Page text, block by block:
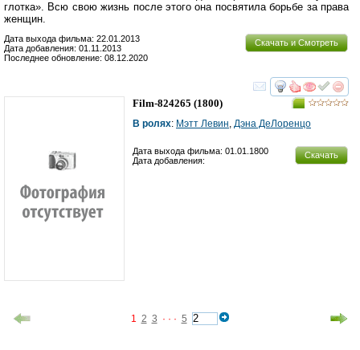
глотка». Всю свою жизнь после этого она посвятила борьбе за права
женщин.
Скачать и Смотреть
Дата выхода фильма: 22.01.2013
Дата добавления: 01.11.2013
Последнее обновление: 08.12.2020
смотреть
Film-824265 (1800)
В ролях: Мэтт Левин, Дэна ДеЛоренцо
Скачать
Дата выхода фильма: 01.01.1800
Дата добавления:
1 2 3 · · · 5